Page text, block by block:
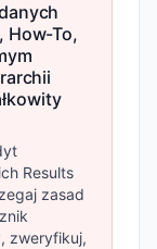
How-To,
Results
zasad
zweryfikuj,